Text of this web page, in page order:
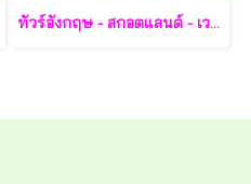
ทัวร์อังกฤษ - สกอตแลนด์ - เวลส์ 10 วัน - TG